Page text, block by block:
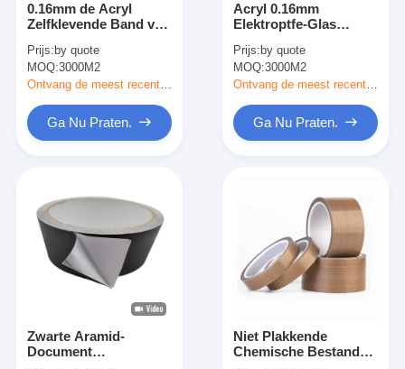
Elektrische isolatieplaat
0.16mm de Acryl
Zelfklevende Band van
de Isolatieband Op
hoge temperatuur met
het Vrijgeven van
Prijs:by quote
MOQ:3000M2
Ontvang de meest recente Prijs
Ga Nu Praten.
Acryl 0.16mm
Elektroptfe-Glas
Prijs:by quote
MOQ:3000M2
Ontvang de meest recente Prijs
Ga Nu Praten.
Zwarte Aramid-
Document
Niet Plakkende
Chemische Bestand